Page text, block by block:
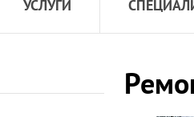
УСЛУГИ